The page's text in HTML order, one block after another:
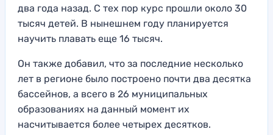
два года назад. С тех пор курс прошли около 30
тысяч детей. В нынешнем году планируется
научить плавать еще 16 тысяч.
Он также добавил, что за последние несколько
лет в регионе было построено почти два десятка
бассейнов, а всего в 26 муниципальных
образованиях на данный момент их
насчитывается более четырех десятков.